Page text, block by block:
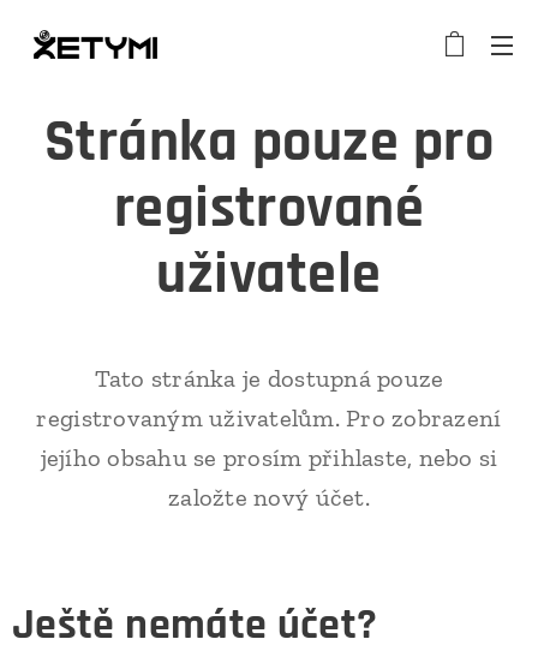
Stránka pouze pro
registrované
uživatele
Tato stránka je dostupná pouze
registrovaným uživatelům. Pro zobrazení
jejího obsahu se prosím přihlaste, nebo si
založte nový účet.
Ještě nemáte účet?